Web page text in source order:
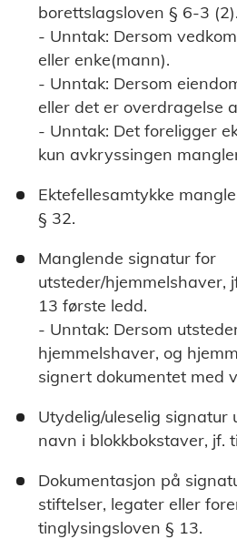
borettslagsloven § 6-3 (2).
- Unntak: Dersom
eller enke(mann).
- Unntak: Dersom
eller det er overdragelse
- Unntak: Det foreligger
kun avkryssingen
Ektefellesamtykke
§ 32.
Manglende signatur for
utsteder/hjemmelshaver,
13 første ledd.
- Unntak: Dersom
hjemmelshaver, og
signert dokumentet med
Utydelig/uleselig signatur
navn i blokkbokstaver, jf.
Dokumentasjon på
stiftelser, legater eller
tinglysingsloven § 13.